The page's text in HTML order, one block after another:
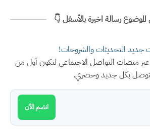
الموضوع رسالة اخيرة بالأسفل 👇
جديد التحديثات والشروحات!
عبر منصات التواصل الاجتماعي لتكون أول من
بكل جديد وحصري.
انضم الآن